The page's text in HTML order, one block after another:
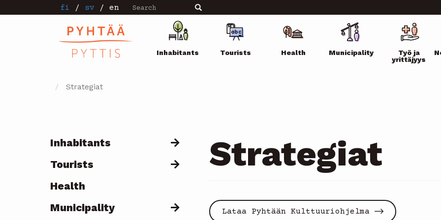
to
fi / sv / en Search Search
Päävalikko
Inhabitants Tourists Health Municipality
Työ ja
yrittäjyys
Strategiat
Päävalikko
Inhabitants
Tourists
Health
Municipality
Strategiat
Lataa Pyhtään Kulttuuriohjelma